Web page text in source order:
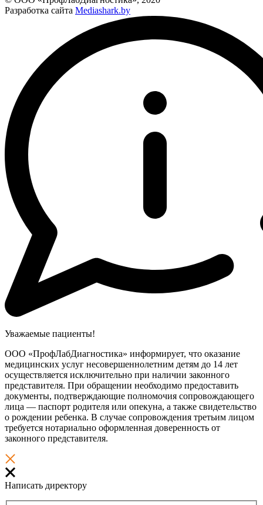
Разработка сайта Mediashark.by
Уважаемые пациенты!
ООО «ПрофЛабДиагностика» информирует, что оказание
медицинских услуг несовершеннолетним детям до 14 лет
осуществляется исключительно при наличии законного
представителя. При обращении необходимо предоставить
документы, подтверждающие полномочия сопровождающего
лица — паспорт родителя или опекуна, а также свидетельство
о рождении ребенка. В случае сопровождения третьим лицом
требуется нотариально оформленная доверенность от
законного представителя.
Написать директору